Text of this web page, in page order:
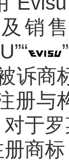
销
诉商
册与
于
商